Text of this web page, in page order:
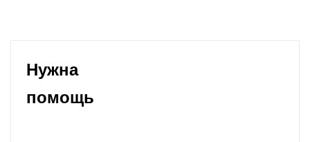
Нужна
помощь